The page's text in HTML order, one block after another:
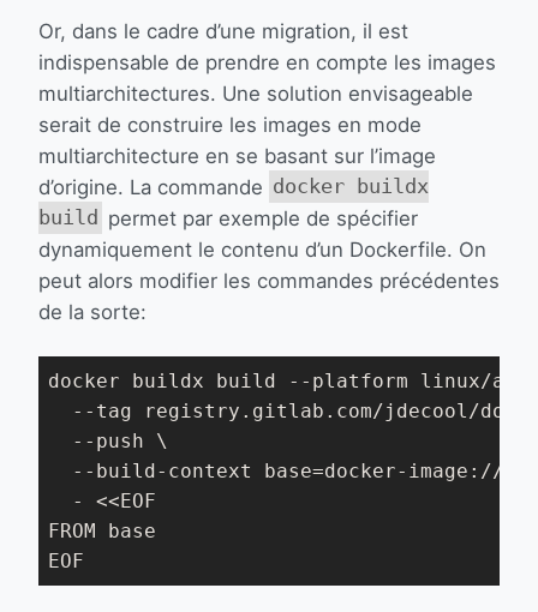
Or, dans le cadre d’une migration, il est
indispensable de prendre en compte les images
multiarchitectures. Une solution envisageable
serait de construire les images en mode
multiarchitecture en se basant sur l’image
d’origine. La commande docker buildx
build permet par exemple de spécifier
dynamiquement le contenu d’un Dockerfile. On
peut alors modifier les commandes précédentes
de la sorte:
docker buildx build --platform linux/
--tag registry.gitlab.com/jdecool/
  --push \
--build-context base=docker-image://
  - <<EOF
FROM base
EOF